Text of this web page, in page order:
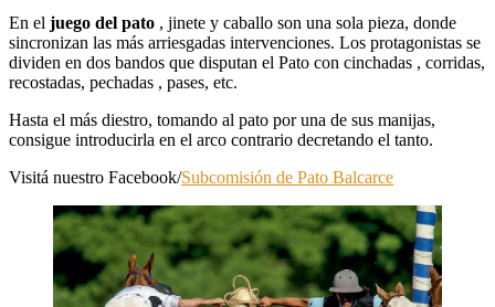
En el juego del pato , jinete y caballo son una sola pieza, donde
sincronizan las más arriesgadas intervenciones. Los protagonistas se
dividen en dos bandos que disputan el Pato con cinchadas , corridas,
recostadas, pechadas , pases, etc.
Hasta el más diestro, tomando al pato por una de sus manijas,
consigue introducirla en el arco contrario decretando el tanto.
Visitá nuestro Facebook/Subcomisión de Pato Balcarce